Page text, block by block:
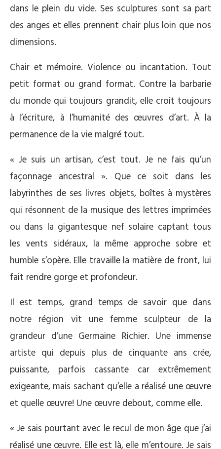
dans le plein du vide. Ses sculptures sont sa part
des anges et elles prennent chair plus loin que nos
dimensions.
Chair et mémoire. Violence ou incantation. Tout
petit format ou grand format. Contre la barbarie
du monde qui toujours grandit, elle croit toujours
à l’écriture, à l’humanité des œuvres d’art. À la
permanence de la vie malgré tout.
« Je suis un artisan, c’est tout. Je ne fais qu’un
façonnage ancestral ». Que ce soit dans les
labyrinthes de ses livres objets, boîtes à mystères
qui résonnent de la musique des lettres imprimées
ou dans la gigantesque nef solaire captant tous
les vents sidéraux, la même approche sobre et
humble s’opère. Elle travaille la matière de front, lui
fait rendre gorge et profondeur.
Il est temps, grand temps de savoir que dans
notre région vit une femme sculpteur de la
grandeur d’une Germaine Richier. Une immense
artiste qui depuis plus de cinquante ans crée,
puissante, parfois cassante car extrêmement
exigeante, mais sachant qu’elle a réalisé une œuvre
et quelle œuvre! Une œuvre debout, comme elle.
« Je sais pourtant avec le recul de mon âge que j’ai
réalisé une œuvre. Elle est là, elle m’entoure. Je sais